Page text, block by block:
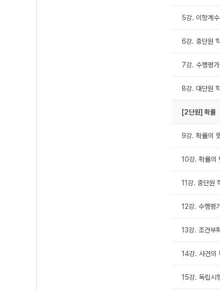
5강. 이항계
6강. 중단원
7강. 수행평가
8강. 대단원
[2단원] 확률
9강. 확률의
10강. 확률의
11강. 중단원
12강. 수행평
13강. 조건부
14강. 사건의
15강. 독립시